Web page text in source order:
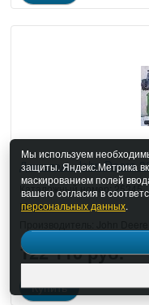
Мы используем
защиты. Яндекс.Метрика
маскированием полей
вашего согласия в
персональных данных.
Двигатель John Deere
Каталожный номер: 25345
Марка: -
122 110 руб.
Купить